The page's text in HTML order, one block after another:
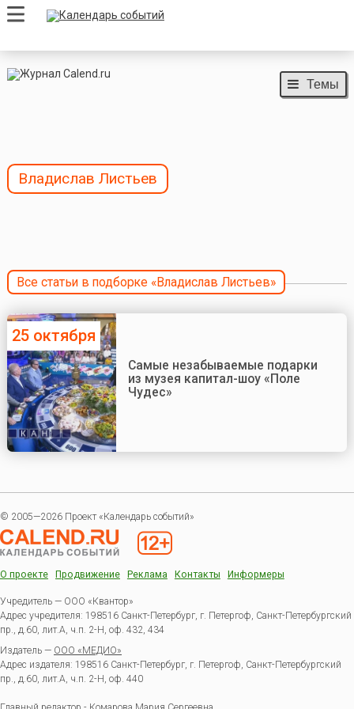
Темы
Владислав Листьев
Все статьи в подборке «Владислав Листьев»
25 октября
Самые незабываемые подарки
из музея капитал-шоу «Поле
Чудес»
© 2005—2026 Проект «Календарь событий»
О проекте Продвижение Реклама Контакты Информеры
Учредитель — ООО «Квантор»
Адрес учредителя: 198516 Санкт-Петербург, г. Петергоф, Санкт-Петербургский
пр., д.60, лит.А, ч.п. 2-Н, оф. 432, 434
Издатель — ООО «МЕДИО»
Адрес издателя: 198516 Санкт-Петербург, г. Петергоф, Санкт-Петербургский
пр., д.60, лит.А, ч.п. 2-Н, оф. 440